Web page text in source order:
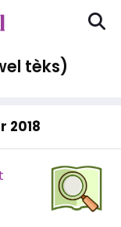
tèks)
2018